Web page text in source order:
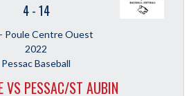
4-14
Poule Centre Ouest
2022
Pessac Baseball
VS PESSAC/ST AUBIN